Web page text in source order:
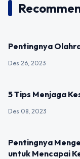
Pentingnya
Des 26, 2023
5 Tips Menjaga
Des 08, 2023
Pentingnya
untuk Mencapai